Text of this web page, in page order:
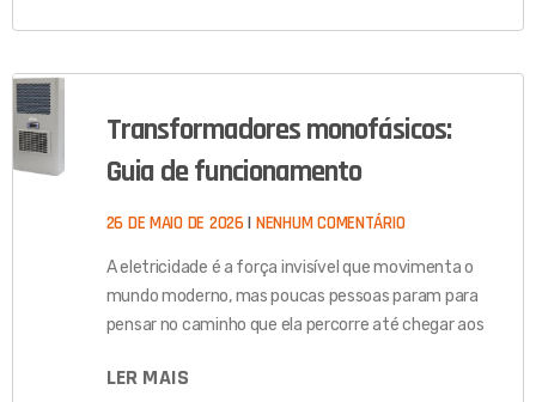
Transformadores monofásicos:
Guia de funcionamento
26 DE MAIO DE 2026 NENHUM COMENTÁRIO
A eletricidade é a força invisível que movimenta o
mundo moderno, mas poucas pessoas param para
pensar no caminho que ela percorre até chegar aos
LER MAIS